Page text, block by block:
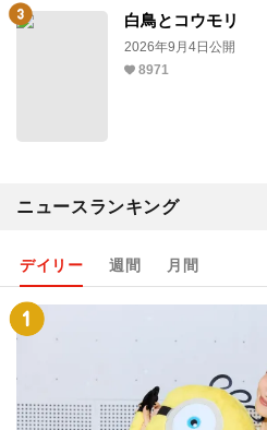
白鳥とコウモリ
2026年9月4日公開
8971
ニュースランキング
デイリー 週間 月間